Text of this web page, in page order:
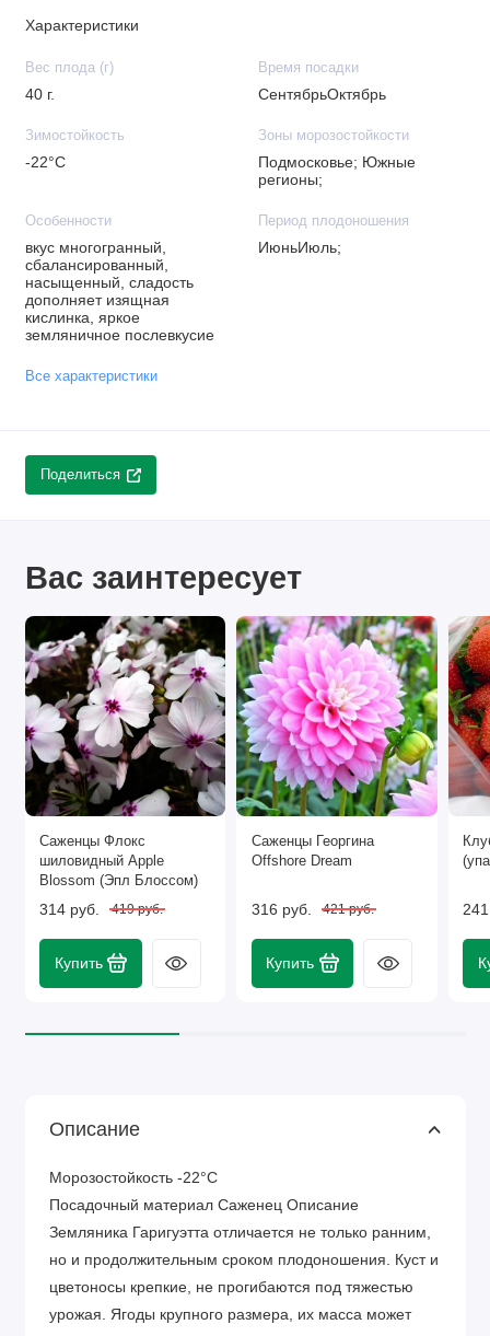
Характеристики
Вес плода (г)
40 г.
Время посадки
СентябрьОктябрь
Зимостойкость
-22°C
Зоны морозостойкости
Подмосковье; Южные
регионы;
Особенности
вкус многогранный,
сбалансированный,
насыщенный, сладость
дополняет изящная
кислинка, яркое
земляничное послевкусие
Период плодоношения
ИюньИюль;
Все характеристики
Поделиться
Вас заинтересует
Саженцы Флокс
шиловидный Apple
Blossom (Эпл Блоссом)
314 руб. 419 руб.
Купить
Саженцы Георгина
Offshore Dream
316 руб. 421 руб.
Купить
Описание
Морозостойкость -22°C
Посадочный материал Саженец Описание
Земляника Гаригуэтта отличается не только ранним,
но и продолжительным сроком плодоношения. Куст и
цветоносы крепкие, не прогибаются под тяжестью
урожая. Ягоды крупного размера, их масса может